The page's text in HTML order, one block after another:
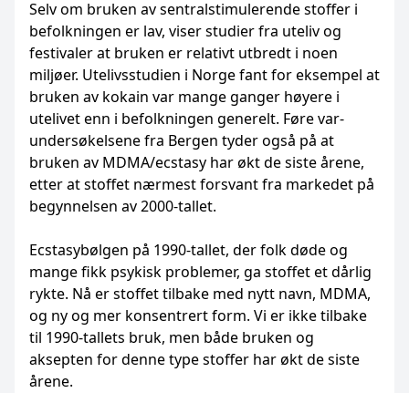
Selv om bruken av sentralstimulerende ­stoffer i
befolkningen er lav, viser studier fra uteliv og
festivaler at bruken er relativt utbredt i noen
miljøer. Utelivsstudien i Norge fant for eksempel at
bruken av kokain var mange ­ganger høyere i
utelivet enn i befolkningen generelt. Føre var-
undersøkelsene fra Bergen tyder også på at
bruken av MDMA/ecstasy har økt de siste årene,
etter at stoffet nærmest forsvant fra markedet på
begynnelsen av 2000-tallet.
Ecstasybølgen på 1990-tallet, der folk døde og
mange fikk psykisk problemer, ga stoffet et dårlig
rykte. Nå er stoffet tilbake med nytt navn, MDMA,
og ny og mer konsentrert form. Vi er ikke tilbake
til 1990-tallets bruk, men både bruken og
aksepten for denne type ­stoffer har økt de siste
årene.